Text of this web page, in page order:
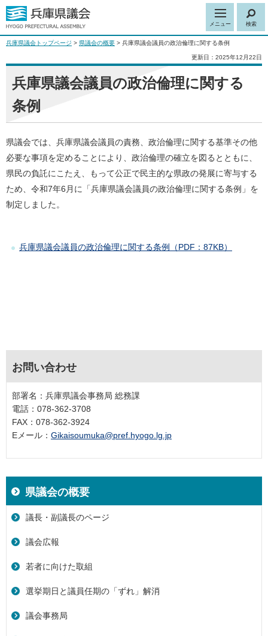
メニュー 検索
兵庫県議会トップページ > 県議会の概要 > 兵庫県議会議員の政治倫理に関する条例
更新日：2025年12月22日
兵庫県議会議員の政治倫理に関する
条例
県議会では、兵庫県議会議員の責務、政治倫理に関する基準その他
必要な事項を定めることにより、政治倫理の確立を図るとともに、
県民の負託にこたえ、もって公正で民主的な県政の発展に寄与する
ため、令和7年6月に「兵庫県議会議員の政治倫理に関する条例」を
制定しました。
兵庫県議会議員の政治倫理に関する条例（PDF：87KB）
お問い合わせ
部署名：兵庫県議会事務局 総務課
電話：078-362-3708
FAX：078-362-3924
Eメール： Gikaisoumuka@pref.hyogo.lg.jp
県議会の概要
議長・副議長のページ
議会広報
若者に向けた取組
選挙期日と議員任期の「ずれ」解消
議会事務局